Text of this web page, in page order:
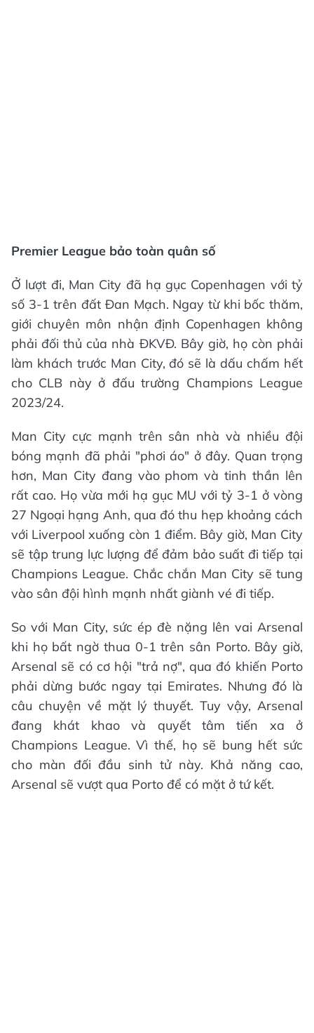
Premier League bảo toàn quân số
Ở lượt đi, Man City đã hạ gục Copenhagen với tỷ
số 3-1 trên đất Đan Mạch. Ngay từ khi bốc thăm,
giới chuyên môn nhận định Copenhagen không
phải đối thủ của nhà ĐKVĐ. Bây giờ, họ còn phải
làm khách trước Man City, đó sẽ là dấu chấm hết
cho CLB này ở đấu trường Champions League
2023/24.
Man City cực mạnh trên sân nhà và nhiều đội
bóng mạnh đã phải "phơi áo" ở đây. Quan trọng
hơn, Man City đang vào phom và tinh thần lên
rất cao. Họ vừa mới hạ gục MU với tỷ 3-1 ở vòng
27 Ngoại hạng Anh, qua đó thu hẹp khoảng cách
với Liverpool xuống còn 1 điểm. Bây giờ, Man City
sẽ tập trung lực lượng để đảm bảo suất đi tiếp tại
Champions League. Chắc chắn Man City sẽ tung
vào sân đội hình mạnh nhất giành vé đi tiếp.
So với Man City, sức ép đè nặng lên vai Arsenal
khi họ bất ngờ thua 0-1 trên sân Porto. Bây giờ,
Arsenal sẽ có cơ hội "trả nợ", qua đó khiến Porto
phải dừng bước ngay tại Emirates. Nhưng đó là
câu chuyện về mặt lý thuyết. Tuy vậy, Arsenal
đang khát khao và quyết tâm tiến xa ở
Champions League. Vì thế, họ sẽ bung hết sức
cho màn đối đầu sinh tử này. Khả năng cao,
Arsenal sẽ vượt qua Porto để có mặt ở tứ kết.